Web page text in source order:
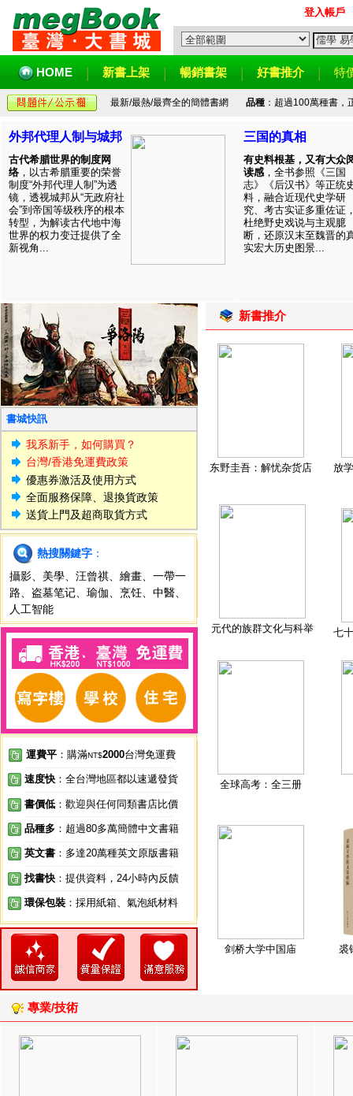
登入帳戶
HOME 新書上架 暢銷書架 好書推介 特
最新/最熱/最齊全的簡體書網 品種：超過100萬種書，
外邦代理人制与城邦
古代希腊世界的制度网
络 ，以古希腊重要的荣誉
制度“外邦代理人制”为透
镜，透视城邦从“无政府社
会”到帝国等级秩序的根本
转型，为解读古代地中海
世界的权力变迁提供了全
新视角...
三国的真相
有史料根基，又有大众
读感 ，全书参照《三国
志》《后汉书》等正统
料，融合近现代史学研
究、考古实证多重佐证
杜绝野史戏说与主观臆
断，还原汉末至魏晋的
实宏大历史图景...
書城快訊
我系新手，如何購買？
台灣/香港免運費政策
優惠券激活及使用方式
全面服務保障、退換貨政策
送貨上門及超商取貨方式
熱搜關鍵字 ：
攝影
美學 汪曾祺 繪畫
一帶一
路
盗墓笔记 瑜伽 烹饪 中醫
人工智能
運費平 ：購滿NT$2000台灣免運費
速度快 ：全台灣地區都以速遞發貨
書價低 ：歡迎與任何同類書店比價
品種多 ：超過80多萬簡體中文書籍
英文書 ：多達20萬種英文原版書籍
找書快 ：提供資料，24小時內反饋
環保包裝 ：採用紙箱、氣泡紙材料
新書推介
东野圭吾：解忧杂货店 放
元代的族群文化与科举 七
全球高考：全三册
剑桥大学中国庙 裘
專業/技術